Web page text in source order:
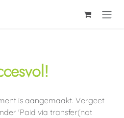
is aangemaakt. Vergeet
'Paid via transfer(not